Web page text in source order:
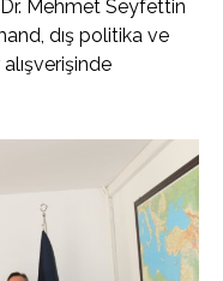
Mehmet Seyfettin
dış politika ve